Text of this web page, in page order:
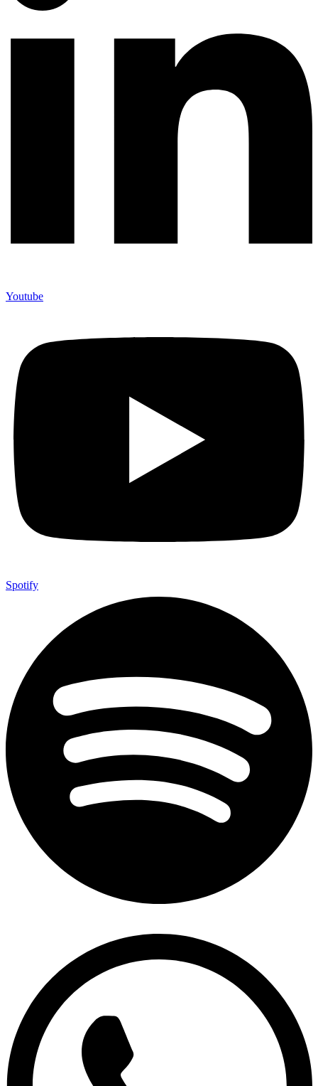
Youtube
Spotify